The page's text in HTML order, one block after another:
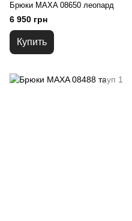
Брюки MAXA 08650 леопард
6 950 грн
Купить